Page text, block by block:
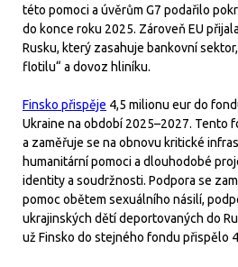
této pomoci a úvěrům G7 podařilo
do konce roku 2025. Zároveň EU
Rusku, který zasahuje bankovní
flotilu“ a dovoz hliníku.
Finsko přispěje 4,5 milionu eur do
Ukraine na období 2025–2027. Tento
a zaměřuje se na obnovu kritické
humanitární pomoci a dlouhodobé
identity a soudržnosti. Podpora se
pomoc obětem sexuálního násilí,
ukrajinských dětí deportovaných do
už Finsko do stejného fondu přispělo